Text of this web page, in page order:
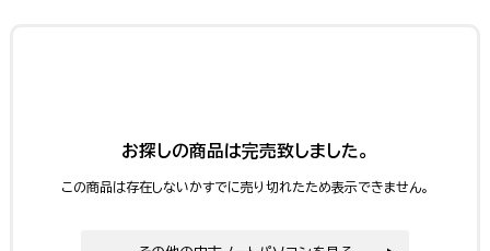
お探しの商品は完売致しました。
この商品は存在しないかすでに売り切れたため表示できません。